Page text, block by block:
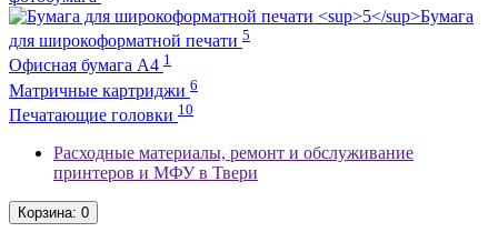
Бумага
для широкоформатной печати 5
Офисная бумага А4 1
Матричные картриджи 6
Печатающие головки 10
Расходные материалы, ремонт и обслуживание
принтеров и МФУ в Твери
Корзина: 0